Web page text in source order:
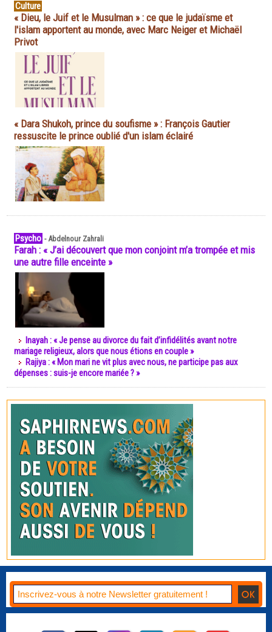
Culture
« Dieu, le Juif et le Musulman » : ce que le judaïsme et
l'islam apportent au monde, avec Marc Neiger et Michaël
Privot
« Dara Shukoh, prince du soufisme » : François Gautier
ressuscite le prince oublié d'un islam éclairé
Psycho -Abdelnour Zahrali
Farah : « J’ai découvert que mon conjoint m’a trompée et mis
une autre fille enceinte »
Inayah : « Je pense au divorce du fait d’infidélités avant notre
mariage religieux, alors que nous étions en couple »
Rajiya : « Mon mari ne vit plus avec nous, ne participe pas aux
dépenses : suis-je encore mariée ? »